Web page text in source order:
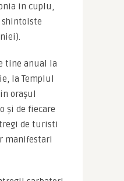
in cuplu,
tine anual la
la Templul
oraşul
şi de fiecare
de turisti
manifestari